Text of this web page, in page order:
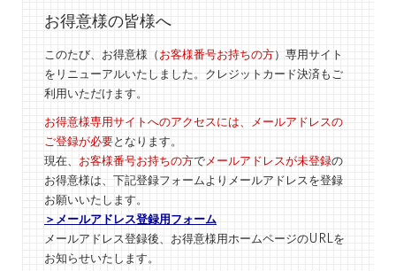
お得意様の皆様へ
このたび、お得意様（ お客様番号お持ちの方）専用サイト
をリニューアルいたしました。クレジットカード決済もご
利用いただけます。
お得意様専用サイトへのアクセスには、メールアドレスの
ご登録が必要となります。
現在、 お客様番号お持ちの方でメールアドレスが未登録の
お得意様は、下記登録フォームよりメールアドレスを登録
お願いいたします。
＞メールアドレス登録用フォーム
メールアドレス登録後、お得意様用ホームページのURLを
お知らせいたします。